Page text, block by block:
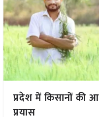
प्रदेश में किसानों की
प्रयास